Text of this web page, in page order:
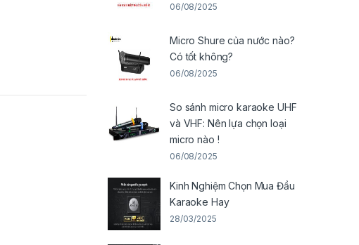
06/08/2025
Micro Shure của nước nào?
Có tốt không?
06/08/2025
So sánh micro karaoke UHF
và VHF: Nên lựa chọn loại
micro nào !
06/08/2025
Kinh Nghiệm Chọn Mua Đầu
Karaoke Hay
28/03/2025